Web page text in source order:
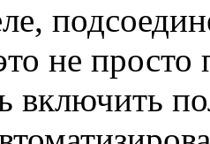
не просто
включить